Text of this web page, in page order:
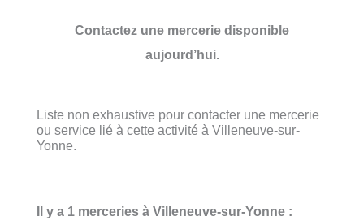
Contactez une mercerie disponible
aujourd’hui.
Liste non exhaustive pour contacter une mercerie
ou service lié à cette activité à Villeneuve-sur-
Yonne.
Il y a 1 merceries à Villeneuve-sur-Yonne :